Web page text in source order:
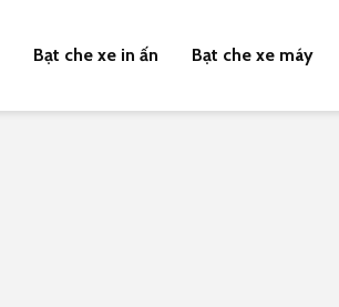
Bạt che xe in ấn Bạt che xe máy